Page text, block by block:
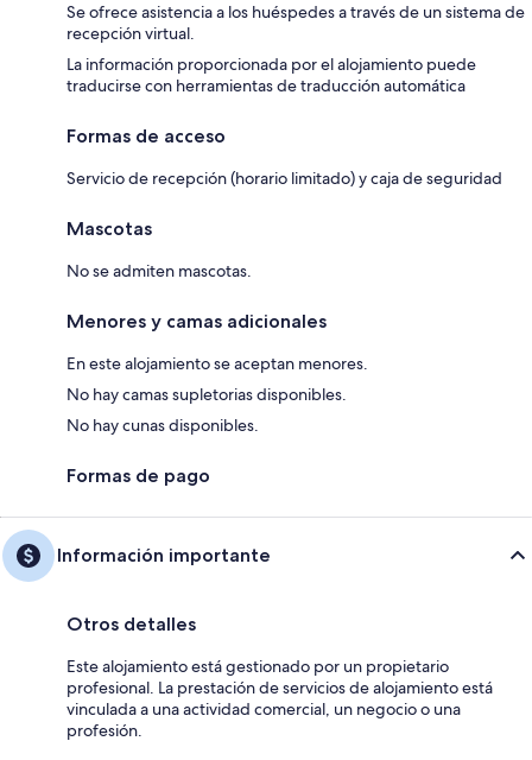
Se ofrece asistencia a los huéspedes a través de un sistema de
recepción virtual.
La información proporcionada por el alojamiento puede
traducirse con herramientas de traducción automática
Formas de acceso
Servicio de recepción (horario limitado) y caja de seguridad
Mascotas
No se admiten mascotas.
Menores y camas adicionales
En este alojamiento se aceptan menores.
No hay camas supletorias disponibles.
No hay cunas disponibles.
Formas de pago
Información importante
Otros detalles
Este alojamiento está gestionado por un propietario
profesional. La prestación de servicios de alojamiento está
vinculada a una actividad comercial, un negocio o una
profesión.